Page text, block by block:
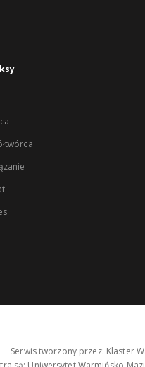
Serwis tworzony przez: Klaster